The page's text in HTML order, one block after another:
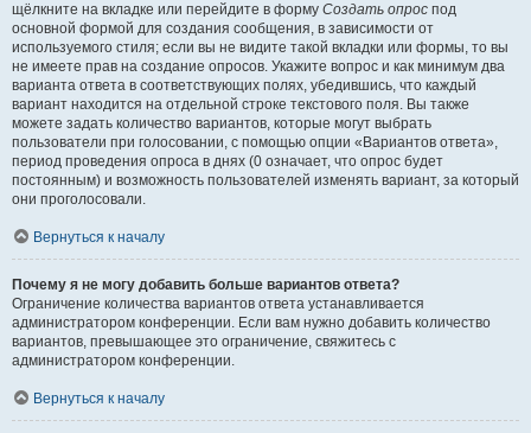
щёлкните на вкладке или перейдите в форму Создать опрос под
основной формой для создания сообщения, в зависимости от
используемого стиля; если вы не видите такой вкладки или формы, то вы
не имеете прав на создание опросов. Укажите вопрос и как минимум два
варианта ответа в соответствующих полях, убедившись, что каждый
вариант находится на отдельной строке текстового поля. Вы также
можете задать количество вариантов, которые могут выбрать
пользователи при голосовании, с помощью опции «Вариантов ответа»,
период проведения опроса в днях (0 означает, что опрос будет
постоянным) и возможность пользователей изменять вариант, за который
они проголосовали.
Вернуться к началу
Почему я не могу добавить больше вариантов ответа?
Ограничение количества вариантов ответа устанавливается
администратором конференции. Если вам нужно добавить количество
вариантов, превышающее это ограничение, свяжитесь с
администратором конференции.
Вернуться к началу